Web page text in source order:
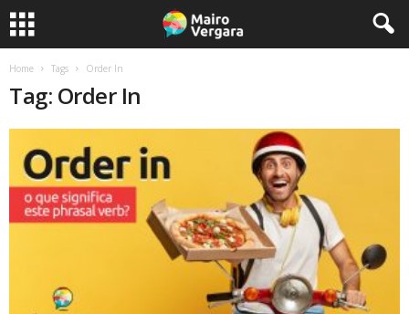
Home Tags Order In
Tag: Order In